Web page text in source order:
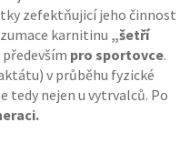
zefektňujicí jeho činnost
karnitinu „šetří
především pro sportovce.
v průběhu fyzické
tedy nejen u vytrvalců. Po